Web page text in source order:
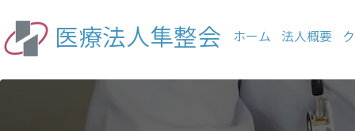
医療法人隼整会 ホーム 法人概要